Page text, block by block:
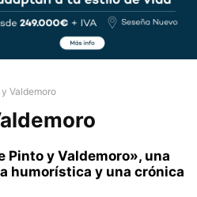
Valdemoro
Pinto y Valdemoro», una
humorística y una crónica